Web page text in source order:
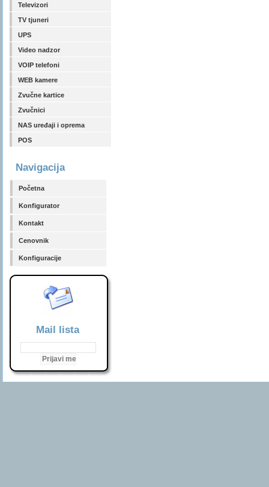
Televizori
TV tjuneri
UPS
Video nadzor
VOIP telefoni
WEB kamere
Zvučne kartice
Zvučnici
NAS uređaji i oprema
POS
Navigacija
Početna
Konfigurator
Kontakt
Cenovnik
Konfiguracije
Mail lista